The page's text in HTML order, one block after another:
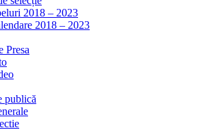
2018 – 2023
2018 – 2023
Presa
publică